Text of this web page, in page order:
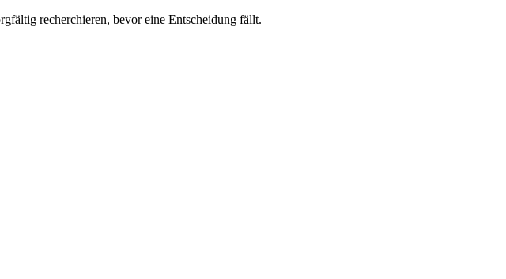
recherchieren, bevor eine Entscheidung fällt.